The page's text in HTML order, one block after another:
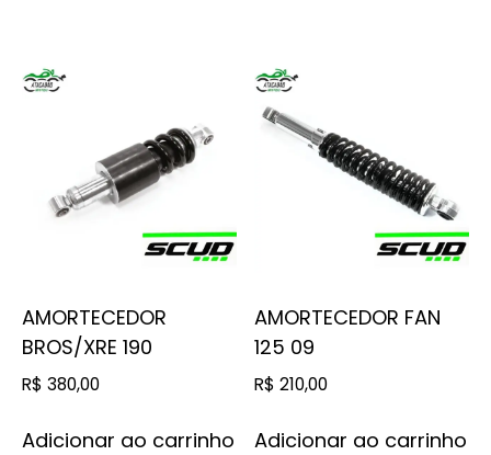
AMORTECEDOR
BROS/XRE 190
R$ 380,00
Adicionar ao carrinho
AMORTECEDOR FAN
125 09
R$ 210,00
Adicionar ao carrinho